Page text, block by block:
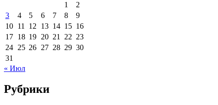
1
2
3
4 5 6 7 8
9
10 11 12 13 14 15 16
17 18 19 20 21 22 23
24 25 26 27 28 29 30
31
« Июл
Рубрики